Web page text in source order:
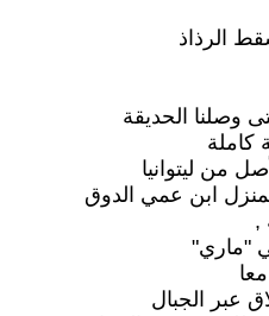
الرذاذ
الحديقة
كاملة
من ليتوانيا
ابن عمي الدوق
,
"ماري"
عبر الجبال